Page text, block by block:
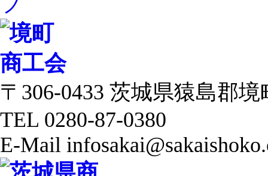
〒306-0433 茨城県猿島郡境
TEL 0280-87-0380
E-Mail